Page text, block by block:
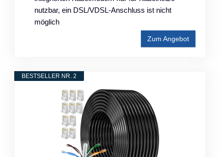
nutzbar, ein DSL/VDSL-Anschluss ist nicht
möglich
Zum Angebot
BESTSELLER NR. 2